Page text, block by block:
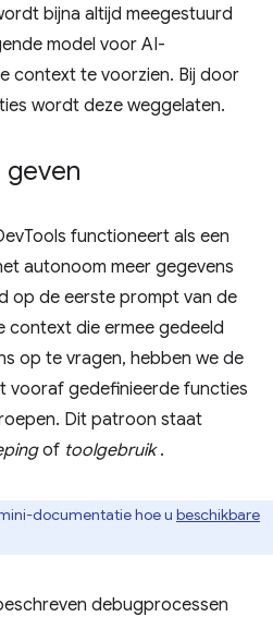
bijna altijd meegestuurd
model voor AI-
context te voorzien. Bij door
wordt deze weggelaten.
functioneert als een
autonoom meer gegevens
op de eerste prompt van de
context die ermee gedeeld
op te vragen, hebben we de
vooraf gedefinieerde functies
Dit patroon staat
of toolgebruik.
documentatie hoe u beschikbare
debugprocessen